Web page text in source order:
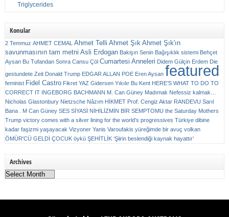
Triglycerides
Konular
2 Temmuz AHMET CEMAL Ahmet Telli Ahmet Şık Ahmet Şık'ın
savunmasının tam metni Asli Erdogan Bakişın Senin Bağışıklık sistemi Behçet
Aysan Bu Tufandan Sonra Cansu Çöl Cumartesi Anneleri Didem Gülçin Erdem Die
gestundete Zeit Donald Trump EDGAR ALLAN POE Eren Aysan featured
feminist Fidel Castro Fikret YAZ Gidersen Yıkılır Bu Kent HERE’S WHAT TO DO TO
CORRECT IT INGEBORG BACHMANN M. Can Güney Madımak Nefessiz kalmak…
Nicholas Glastonbury Nietzsche Nâzım HİKMET Prof. Cengiz Aktar RANDEVU Sarıl
Bana . M Can Güney SES SİYASİ NİHİLİZMİN BİR SEMPTOMU the Saturday Mothers
Trump victory comes with a silver lining for the world’s progressives Türkiye dibine
kadar faşizmi yaşayacak Vizyoner Yanis Varoufakis yüreğimde bir avuç volkan
ÖMÜR'CÜ GELDİ ÇOCUK öykü ŞEHİTLİK ‘Şiirin beslendiği kaynak hayattır’
Archives
Archives